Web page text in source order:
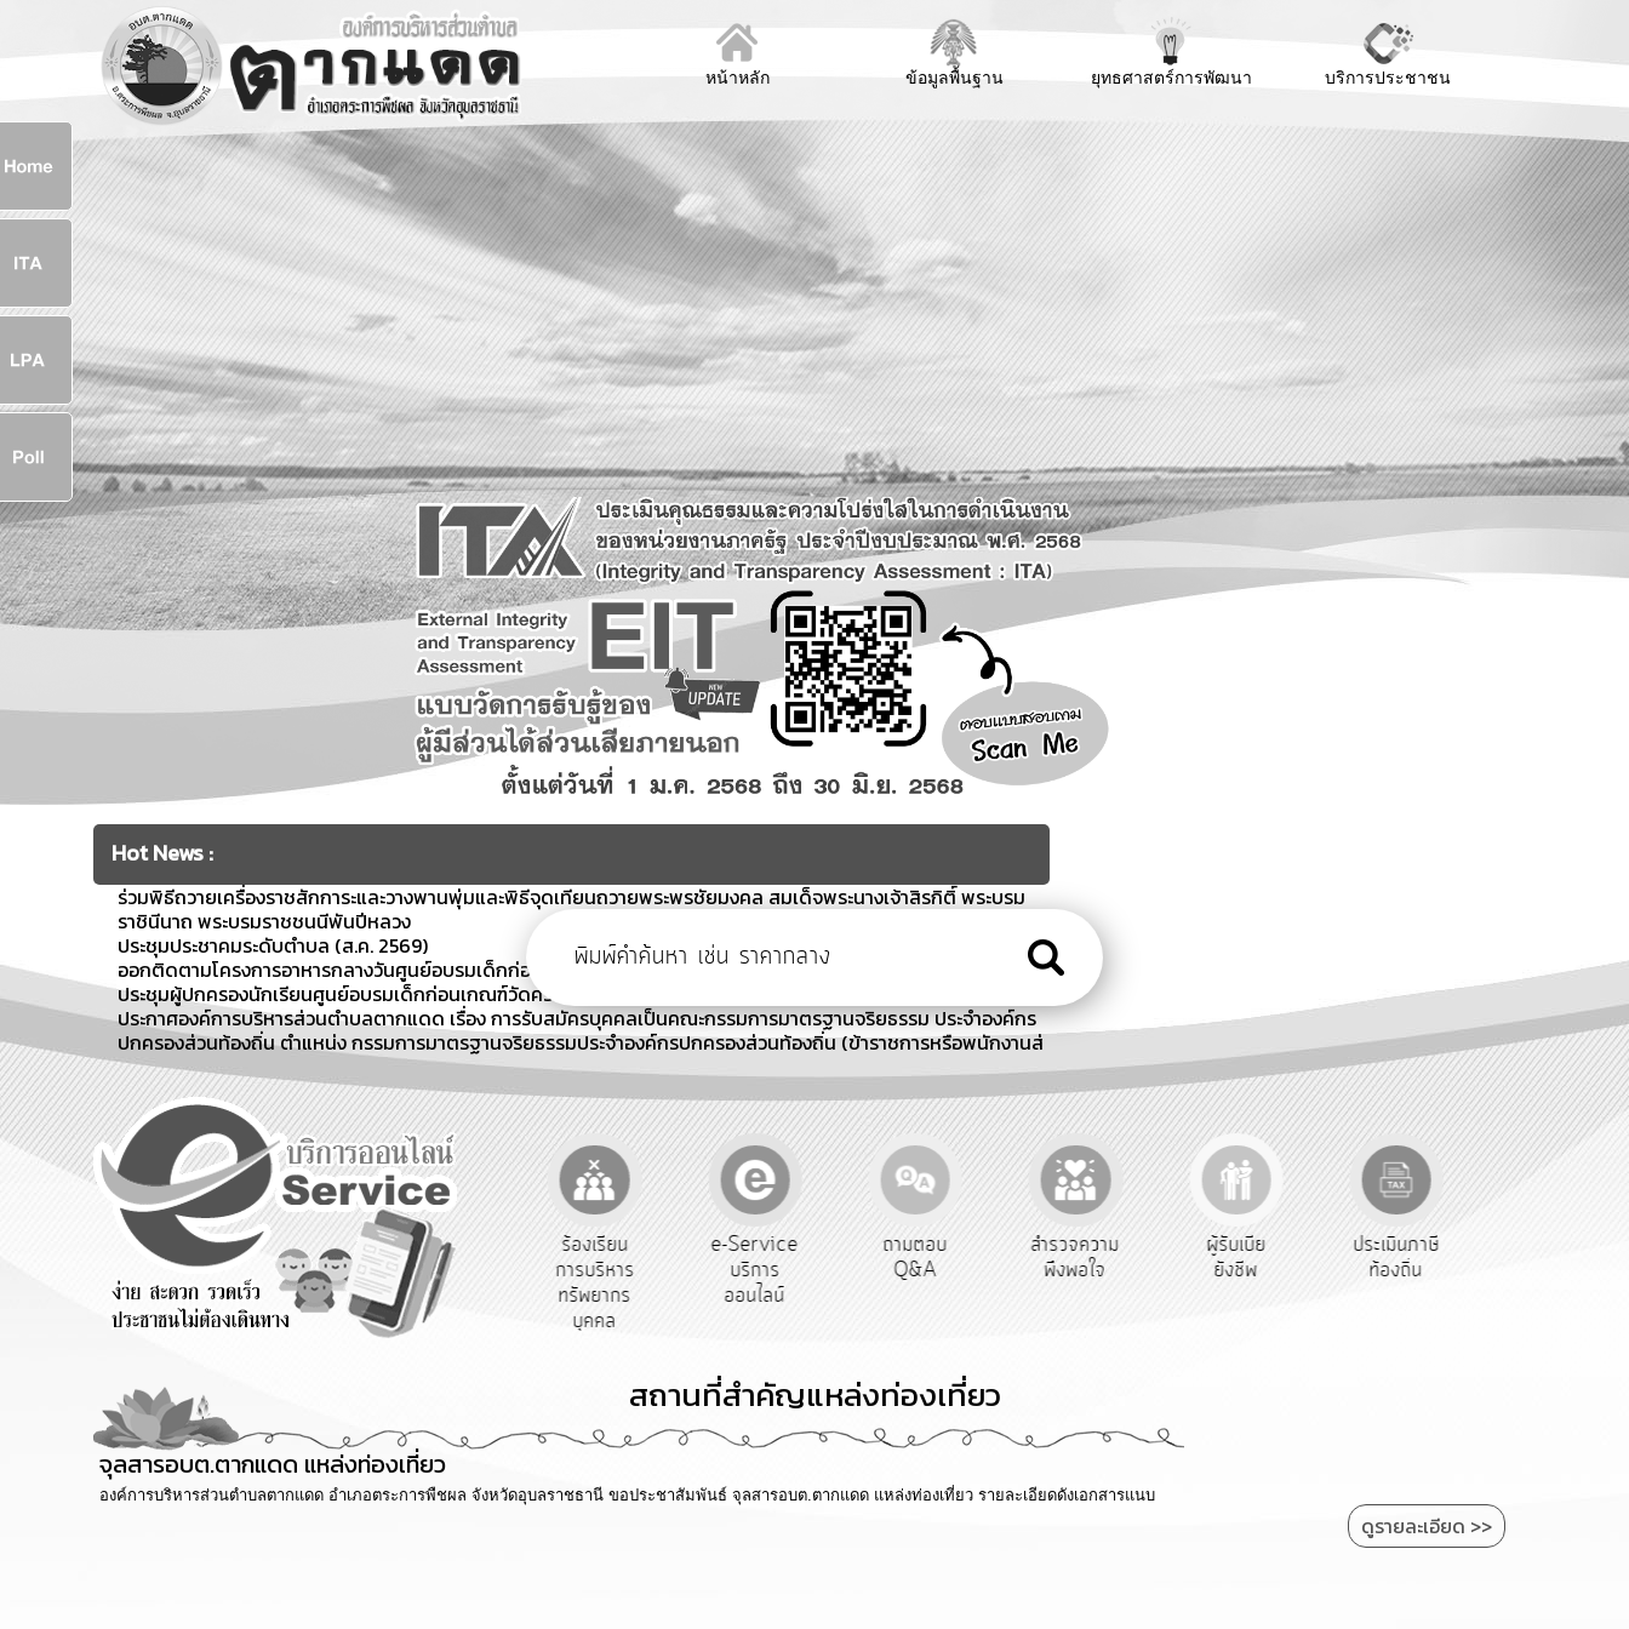
หน้าหลัก ข้อมูลพื้นฐาน ยุทธศาสตร์การพัฒนา บริการประชาชน
Hot News :
ร่วมพิธีถวายเครื่องราชสักการะและวางพานพุ่มและพิธีจุดเทียนถวายพระพรชัยมงคล สมเด็จพระนางเจ้าสิรกิติ์ พระบรม
ราชินีนาถ พระบรมราชชนนีพันปีหลวง
ประชุมประชาคมระดับตำบล (ส.ค. 2569)
ออกติดตามโครงการอาหารกลางวันศูนย์อบรมเด็กก่อนเกณฑ์ ฯ ประจำเดือน สิงหาคม 2569
ประชุมผู้ปกครองนักเรียนศูนย์อบรมเด็กก่อนเกณฑ์วัดศรีตัสสาราม
ประกาศองค์การบริหารส่วนตำบลตากแดด เรื่อง การรับสมัครบุคคลเป็นคณะกรรมการมาตรฐานจริยธรรม ประจำองค์กร
ปกครองส่วนท้องถิ่น ตำแหน่ง กรรมการมาตรฐานจริยธรรมประจำองค์กรปกครองส่วนท้องถิ่น (ข้าราชการหรือพนักงานส่
ร้องเรียน
ร้องเรียน
การทุจริต
ร้องเรียน
การบริหาร
ทรัพยากร
บุคคล
e-Service
บริการ
ออนไลน์
ถามตอบ
Q&A
สำรวจความ
พึงพอใจ
ผู้รับเบีย
ยังชีพ
ประเมินภาษี
ท้องถิ่น
ทะเบียน
พาณิชย์
สถานที่สำคัญแหล่งท่องเที่ยว
จุลสารอบต.ตากแดด แหล่งท่องเที่ยว
องค์การบริหารส่วนตำบลตากแดด อำเภอตระการพืชผล จังหวัดอุบลราชธานี ขอประชาสัมพันธ์ จุลสารอบต.ตากแดด แหล่งท่องเที่ยว รายละเอียดดังเอกสารแนบ
ดูรายละเอียด >>